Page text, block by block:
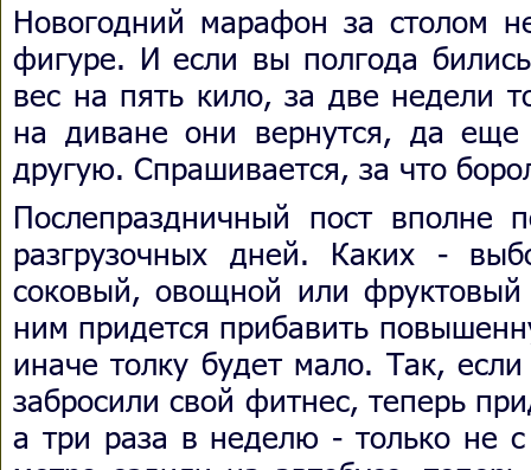
Новогодний марафон за столом
фигуре. И если вы полгода
вес на пять кило, за две недели
на диване они вернутся, да еще
другую. Спрашивается, за что
Послепраздничный пост вполне
разгрузочных дней. Каких -
соковый, овощной или
ним придется прибавить
иначе толку будет мало. Так,
забросили свой фитнес, теперь
а три раза в неделю - только не